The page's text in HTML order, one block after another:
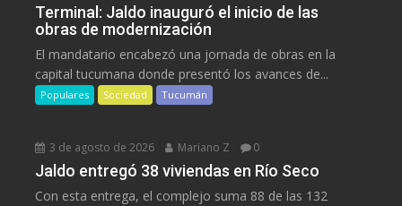
Terminal: Jaldo inauguró el inicio de las
obras de modernización
El mandatario encabezó una jornada de obras en la
capital tucumana donde presentó los avances de...
Populares Sociedad Tucumán
3 de agosto de 2026 Mariano Z 0
Jaldo entregó 38 viviendas en Río Seco
Con esta entrega, el complejo suma 88 de las 132